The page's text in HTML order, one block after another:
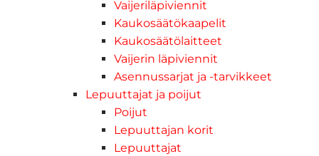
Vaijeriläpiviennit
Kaukosäätökaapelit
Kaukosäätölaitteet
Vaijerin läpiviennit
Asennussarjat ja -tarvikkeet
Lepuuttajat ja poijut
Poijut
Lepuuttajan korit
Lepuuttajat